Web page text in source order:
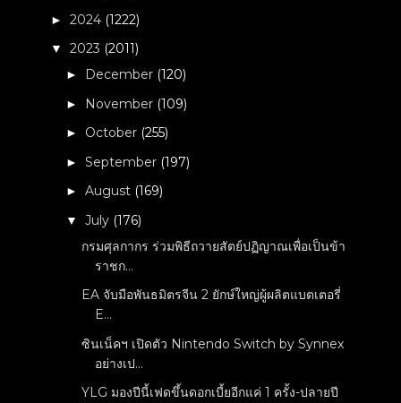
►2024 (1222)
▼2023 (2011)
► December (120)
► November (109)
► October (255)
►September (197)
►August (169)
▼July (176)
กรมศุลกากร ร่วมพิธีถวายสัตย์ปฏิญาณเพื่อเป็นข้า
ราชก...
EA จับมือพันธมิตรจีน 2 ยักษ์ใหญ่ผู้ผลิตแบตเตอรี่
E...
ซินเน็คฯ เปิดตัว Nintendo Switch by Synnex
อย่างเป...
YLG มองปีนี้เฟดขึ้นดอกเบี้ยอีกแค่ 1 ครั้ง-ปลายปี